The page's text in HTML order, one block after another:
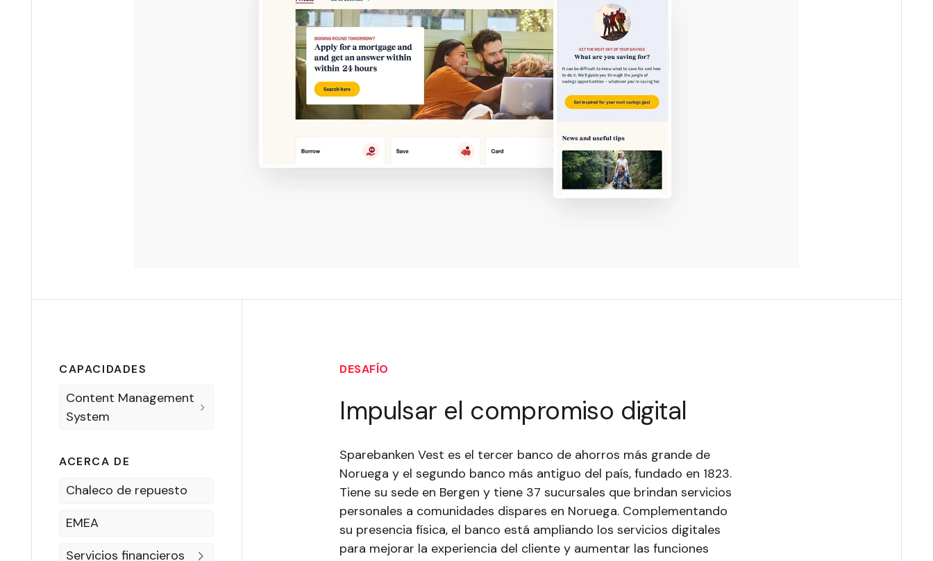
CAPACIDADES
Content Management
System
ACERCA DE
Chaleco de repuesto
EMEA
Servicios financieros
DESAFÍO
Impulsar el compromiso digital
Sparebanken Vest es el tercer banco de ahorros más grande de
Noruega y el segundo banco más antiguo del país, fundado en 1823.
Tiene su sede en Bergen y tiene 37 sucursales que brindan servicios
personales a comunidades dispares en Noruega. Complementando
su presencia física, el banco está ampliando los servicios digitales
para mejorar la experiencia del cliente y aumentar las funciones